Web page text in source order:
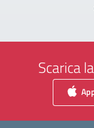
Scarica